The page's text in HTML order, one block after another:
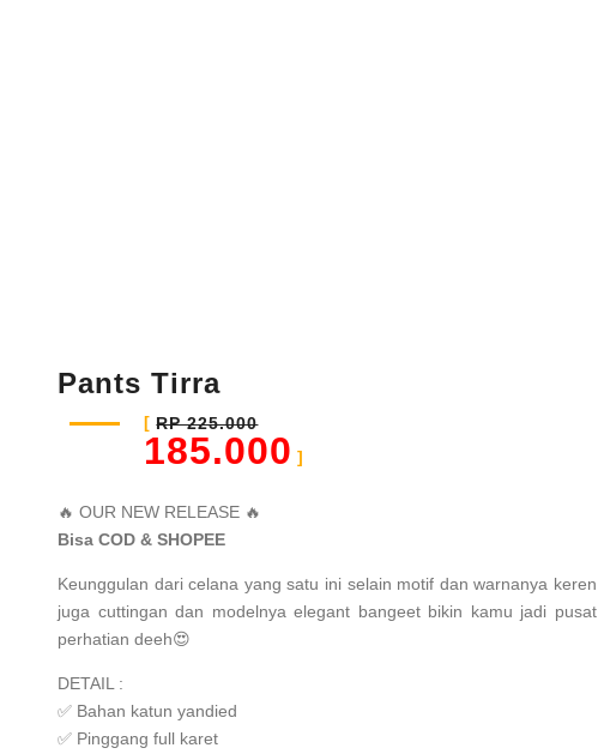
Pants Tirra
RP 225.000
185.000
🔥 OUR NEW RELEASE 🔥
Bisa COD & SHOPEE
Keunggulan dari celana yang satu ini selain motif dan warnanya keren
juga cuttingan dan modelnya elegant bangeet bikin kamu jadi pusat
perhatian deeh😍
DETAIL :
✅ Bahan katun yandied
✅ Pinggang full karet